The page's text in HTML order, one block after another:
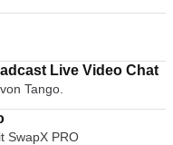
Go Live Stream Broadcast Live Video Chat
Tango.
SwapX PRO